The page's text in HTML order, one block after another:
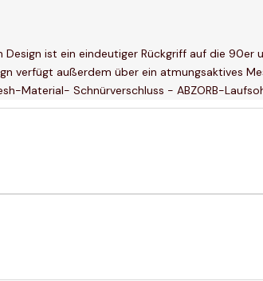
ist ein eindeutiger Rückgriff auf die
verfügt außerdem über ein atmungsaktives
Material- Schnürverschluss - ABZORB-